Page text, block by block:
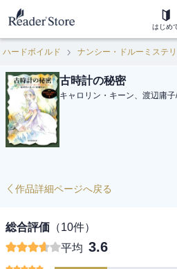
はじめ
ードボイルド ナンシー・ドルーミステリ
古時計の秘密
キャロリン・キーン、渡辺庸子/
作品詳細ページへ戻る
総合評価 （10件）
平均 3.6